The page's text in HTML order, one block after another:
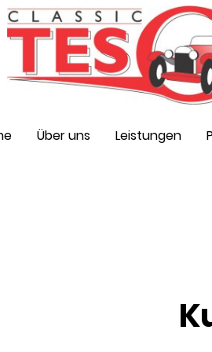
Über uns Leistungen